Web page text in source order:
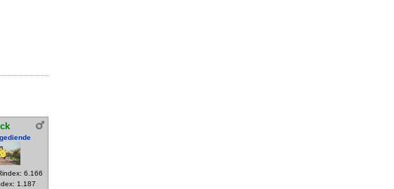
6.166
1.187